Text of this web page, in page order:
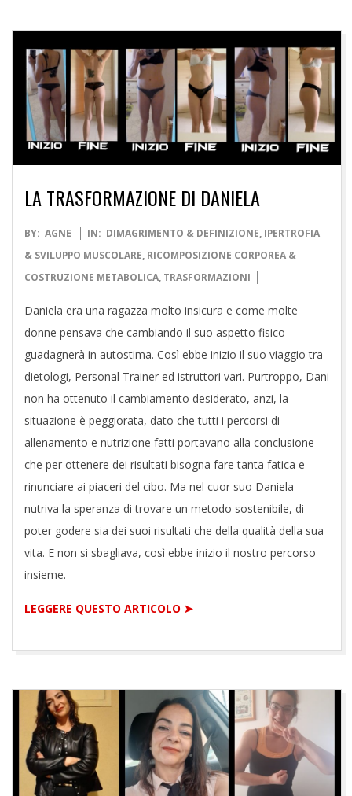
LA TRASFORMAZIONE DI DANIELA
2021-
11-
25
BY: AGNE IN: DIMAGRIMENTO & DEFINIZIONE, IPERTROFIA
& SVILUPPO MUSCOLARE, RICOMPOSIZIONE CORPOREA &
COSTRUZIONE METABOLICA, TRASFORMAZIONI
Daniela era una ragazza molto insicura e come molte
donne pensava che cambiando il suo aspetto fisico
guadagnerà in autostima. Così ebbe inizio il suo viaggio tra
dietologi, Personal Trainer ed istruttori vari. Purtroppo, Dani
non ha ottenuto il cambiamento desiderato, anzi, la
situazione è peggiorata, dato che tutti i percorsi di
allenamento e nutrizione fatti portavano alla conclusione
che per ottenere dei risultati bisogna fare tanta fatica e
rinunciare ai piaceri del cibo. Ma nel cuor suo Daniela
nutriva la speranza di trovare un metodo sostenibile, di
poter godere sia dei suoi risultati che della qualità della sua
vita. E non si sbagliava, così ebbe inizio il nostro percorso
insieme.
LEGGERE QUESTO ARTICOLO ➤